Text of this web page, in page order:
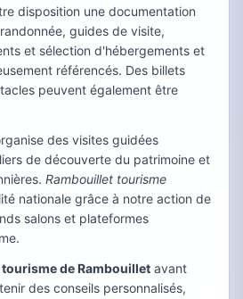
disposition une documentation
guides de visite,
et sélection d'hébergements et
référencés. Des billets
peuvent également être
des visites guidées
de découverte du patrimoine et
Rambouillet tourisme
nationale grâce à notre action de
salons et plateformes
de Rambouillet avant
des conseils personnalisés,